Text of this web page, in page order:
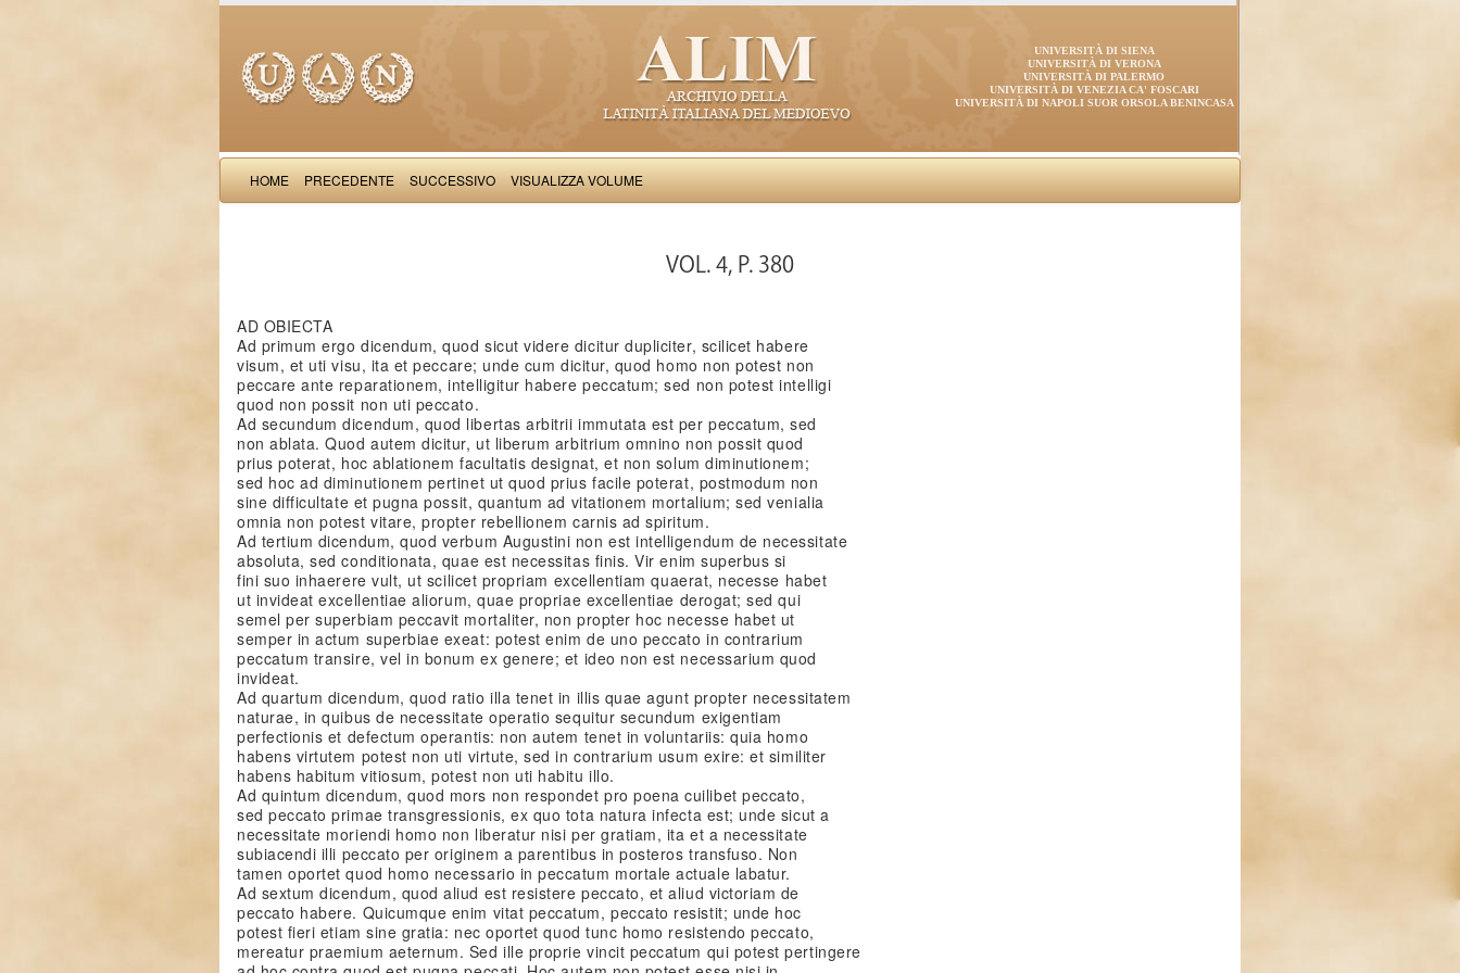
UNIVERSITÀ DI SIENA
UNIVERSITÀ DI VERONA
UNIVERSITÀ DI PALERMO
UNIVERSITÀ DI VENEZIA CA' FOSCARI
UNIVERSITÀ DI NAPOLI SUOR ORSOLA BENINCASA
HOME PRECEDENTE SUCCESSIVO VISUALIZZA VOLUME
VOL. 4, P. 380
AD OBIECTA
Ad primum ergo dicendum, quod sicut videre dicitur dupliciter, scilicet habere
visum, et uti visu, ita et peccare; unde cum dicitur, quod homo non potest non
peccare ante reparationem, intelligitur habere peccatum; sed non potest intelligi
quod non possit non uti peccato.
Ad secundum dicendum, quod libertas arbitrii immutata est per peccatum, sed
non ablata. Quod autem dicitur, ut liberum arbitrium omnino non possit quod
prius poterat, hoc ablationem facultatis designat, et non solum diminutionem;
sed hoc ad diminutionem pertinet ut quod prius facile poterat, postmodum non
sine difficultate et pugna possit, quantum ad vitationem mortalium; sed venialia
omnia non potest vitare, propter rebellionem carnis ad spiritum.
Ad tertium dicendum, quod verbum Augustini non est intelligendum de necessitate
absoluta, sed conditionata, quae est necessitas finis. Vir enim superbus si
fini suo inhaerere vult, ut scilicet propriam excellentiam quaerat, necesse habet
ut invideat excellentiae aliorum, quae propriae excellentiae derogat; sed qui
semel per superbiam peccavit mortaliter, non propter hoc necesse habet ut
semper in actum superbiae exeat: potest enim de uno peccato in contrarium
peccatum transire, vel in bonum ex genere; et ideo non est necessarium quod
invideat.
Ad quartum dicendum, quod ratio illa tenet in illis quae agunt propter necessitatem
naturae, in quibus de necessitate operatio sequitur secundum exigentiam
perfectionis et defectum operantis: non autem tenet in voluntariis: quia homo
habens virtutem potest non uti virtute, sed in contrarium usum exire: et similiter
habens habitum vitiosum, potest non uti habitu illo.
Ad quintum dicendum, quod mors non respondet pro poena cuilibet peccato,
sed peccato primae transgressionis, ex quo tota natura infecta est; unde sicut a
necessitate moriendi homo non liberatur nisi per gratiam, ita et a necessitate
subiacendi illi peccato per originem a parentibus in posteros transfuso. Non
tamen oportet quod homo necessario in peccatum mortale actuale labatur.
Ad sextum dicendum, quod aliud est resistere peccato, et aliud victoriam de
peccato habere. Quicumque enim vitat peccatum, peccato resistit; unde hoc
potest fieri etiam sine gratia: nec oportet quod tunc homo resistendo peccato,
mereatur praemium aeternum. Sed ille proprie vincit peccatum qui potest pertingere